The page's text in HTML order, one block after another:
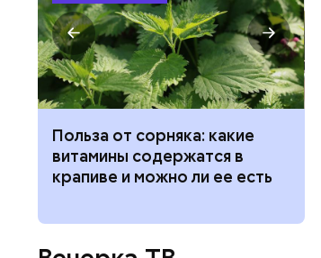
Польза от сорняка: какие
витамины содержатся в
крапиве и можно ли ее есть